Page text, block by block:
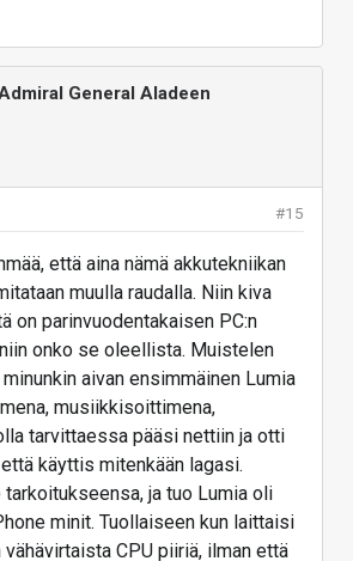
parempaa ole.
General Aladeen
#15
että aina nämä akkutekniikan
muulla raudalla. Niin kiva
on parinvuodentakaisen PC:n
onko se oleellista. Muistelen
aivan ensimmäinen Lumia
musiikkisoittimena,
tarvittaessa pääsi nettiin ja otti
käyttis mitenkään lagasi.
ja tuo Lumia oli
minit. Tuollaiseen kun laittaisi
CPU piiriä, ilman että